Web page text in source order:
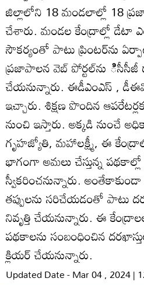
జిల్లాలోని 18 మండలాల్లో 18
చేశారు. మండల కేంద్రాల్లో డేటా
సౌకర్యంతో పాటు ప్రింటర్‌ను
ప్రజాపాలన వెబ్‌ పోర్టల్‌ను
చేయనున్నారు. ఈడీఎంఎస్‌ ,
ఇచ్చారు. శిక్షణ పొందిన
నుంచి ఇస్తారు. అక్కడి నుంచే
గృహజ్యోతి, మహాలక్ష్మీ, ఈ
భాగంగా అమలు చేస్తున్న
స్వీకరించనున్నారు.
తప్పులను సరిచేయడంతో పాటు
నివృత్తి చేయనున్నారు. ఈ
పథకాలను సంబంధించిన
క్లియర్‌ చేయనున్నారు.
Updated Date - Mar 04 , 2024 |